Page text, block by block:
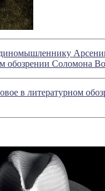
обозрении Соломона
в литературном